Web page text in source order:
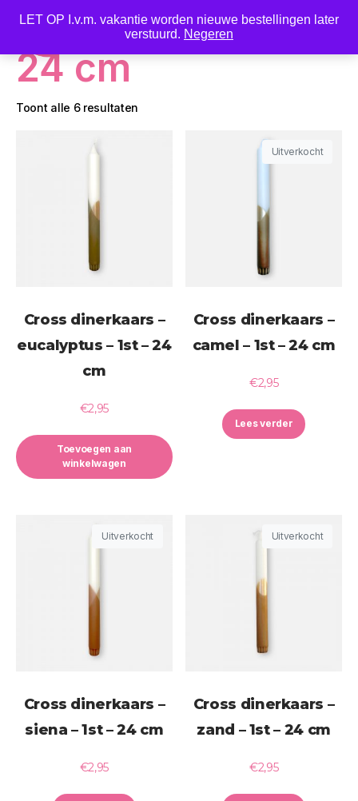
LET OP I.v.m. vakantie worden nieuwe bestellingen later
verstuurd. Negeren
24 cm
Toont alle 6 resultaten
Cross dinerkaars –
eucalyptus – 1st – 24
cm
€2,95
Toevoegen aan
winkelwagen
Uitverkocht
Cross dinerkaars –
camel – 1st – 24 cm
€2,95
Lees verder
Uitverkocht
Cross dinerkaars –
siena – 1st – 24 cm
€2,95
Uitverkocht
Cross dinerkaars –
zand – 1st – 24 cm
€2,95